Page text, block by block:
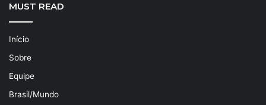
MUST READ
Início
Sobre
Equipe
Brasil/Mundo